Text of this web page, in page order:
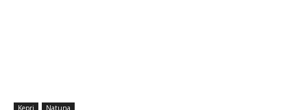
Kepri Natuna